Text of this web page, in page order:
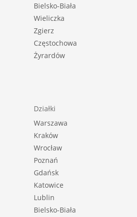
Bielsko-Biała
Wieliczka
Zgierz
Częstochowa
Żyrardów
Działki
Warszawa
Kraków
Wrocław
Poznań
Gdańsk
Katowice
Lublin
Bielsko-Biała